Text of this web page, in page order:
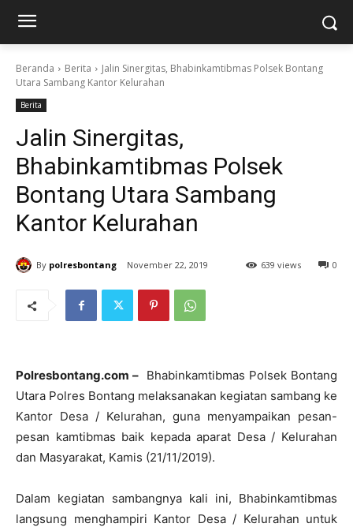
Beranda Berita
Jalin Sinergitas, Bhabinkamtibmas Polsek Bontang
Utara Sambang Kantor Kelurahan
Berita
Jalin Sinergitas,
Bhabinkamtibmas Polsek
Bontang Utara Sambang
Kantor Kelurahan
By polresbontang November 22, 2019 0
639 views
Polresbontang.com – Bhabinkamtibmas Polsek Bontang
Utara Polres Bontang melaksanakan kegiatan sambang ke
Kantor Desa / Kelurahan, guna menyampaikan pesan-
pesan kamtibmas baik kepada aparat Desa / Kelurahan
dan Masyarakat, Kamis (21/11/2019).
Dalam kegiatan sambangnya kali ini, Bhabinkamtibmas
langsung menghampiri Kantor Desa / Kelurahan untuk